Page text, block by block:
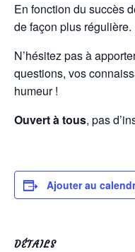
En fonction du succès
de façon plus régulière.
N’hésitez pas à
questions, vos
humeur !​
Ouvert à tous, pas
Ajouter au
DÉTAILS